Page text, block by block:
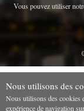
Vous pouvez utiliser
Nous utilisons des
Nous utilisons des cookies
expérience de navigation